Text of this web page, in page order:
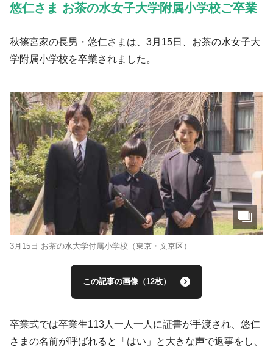
悠仁さま お茶の水女子大学附属小学校ご卒業
秋篠宮家の長男・悠仁さまは、3月15日、お茶の水女子大
学附属小学校を卒業されました。
3月15日 お茶の水大学付属小学校（東京・文京区）
この記事の画像（12枚）
卒業式では卒業生113人一人一人に証書が手渡され、悠仁
さまの名前が呼ばれると「はい」と大きな声で返事をし、